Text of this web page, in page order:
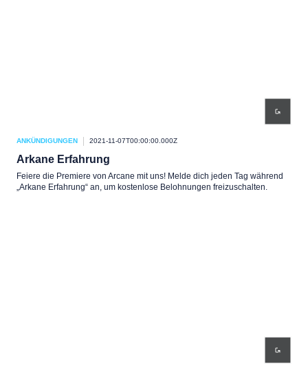
ANKÜNDIGUNGEN 2021-11-07T00:00:00.000Z
Arkane Erfahrung
Feiere die Premiere von Arcane mit uns! Melde dich jeden Tag während
„Arkane Erfahrung“ an, um kostenlose Belohnungen freizuschalten.